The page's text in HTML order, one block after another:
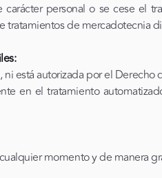
personal o se cese el
tratamientos de mercadotecnia
está autorizada por el
en el tratamiento
momento y de manera